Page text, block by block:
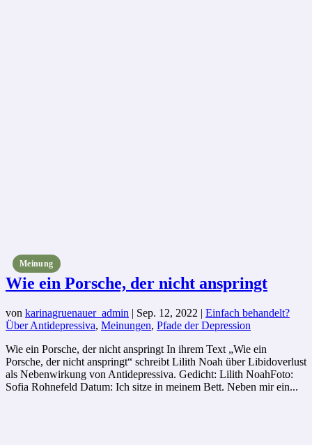
Meinung
Wie ein Porsche, der nicht anspringt
von karinagruenauer_admin | Sep. 12, 2022 | Einfach behandelt?
Über Antidepressiva, Meinungen, Pfade der Depression
Wie ein Porsche, der nicht anspringt In ihrem Text „Wie ein
Porsche, der nicht anspringt“ schreibt Lilith Noah über Libidoverlust
als Nebenwirkung von Antidepressiva. Gedicht: Lilith NoahFoto:
Sofia Rohnefeld Datum: Ich sitze in meinem Bett. Neben mir ein...